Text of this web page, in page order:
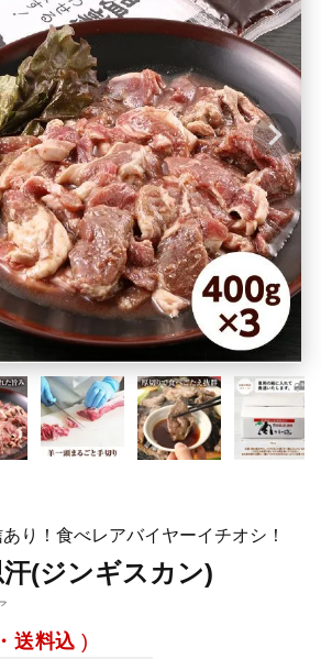
り！食べレアバイヤーイチオシ！
(ジンギスカン)
送料込